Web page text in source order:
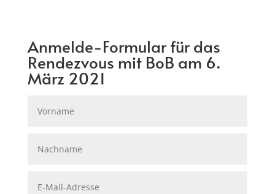
Anmelde-Formular für das
Rendezvous mit BoB am 6.
März 2021